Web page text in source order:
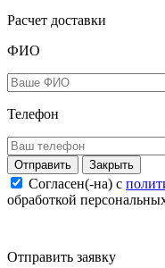
Расчет доставки
ФИО
Телефон
Закрыть
Согласен(-на) c
обработкой
Отправить заявку